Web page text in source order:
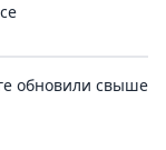
обновили свыше